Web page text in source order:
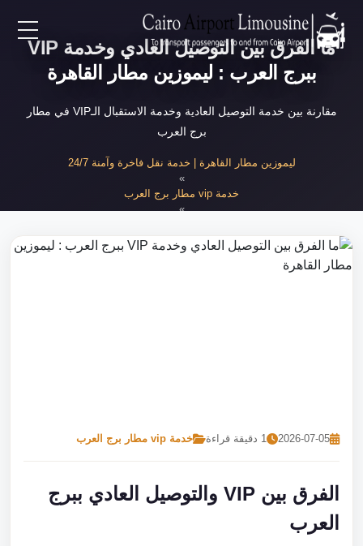
EN
خدمات المطار
نحن
ما الفرق بين التوصيل العادي وخدمة VIP
ببرج العرب : ليموزين مطار القاهرة
مقارنة بين خدمة التوصيل العادية وخدمة الاستقبال الـVIP في مطار
برج العرب
ليموزين مطار القاهرة | خدمة نقل فاخرة وآمنة 24/7
خدمة vip مطار برج العرب
»
2026-07-05 1 دقيقة قراءة خدمة vip مطار برج العرب
الفرق بين VIP والتوصيل العادي ببرج
العرب